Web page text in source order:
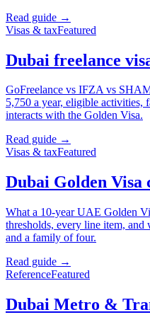
Read guide →
Visas & taxFeatured
Dubai freelance
GoFreelance vs IFZA vs
5,750 a year, eligible activities,
interacts with the Golden Visa.
Read guide →
Visas & taxFeatured
Dubai Golden Visa
What a 10-year UAE Golden
thresholds, every line item,
and a family of four.
Read guide →
ReferenceFeatured
Dubai Metro &